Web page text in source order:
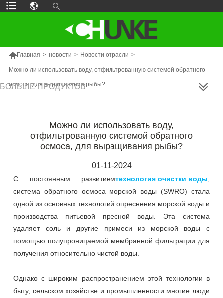
Главная > новости > Новости отрасли >
Можно ли использовать воду, отфильтрованную системой обратного
осмоса, для выращивания рыбы?
БОЛЬШЕ ПРОДУКТОВ
Можно ли использовать воду,
отфильтрованную системой обратного
осмоса, для выращивания рыбы?
01-11-2024
С постоянным развитиемтехнология очистки воды
система обратного осмоса морской воды (SWRO) стала
одной из основных технологий опреснения морской воды и
производства питьевой пресной воды. Эта система
удаляет соль и другие примеси из морской воды с
помощью полупроницаемой мембранной фильтрации для
получения относительно чистой воды.
Однако с широким распространением этой технологии в
быту, сельском хозяйстве и промышленности многие люди